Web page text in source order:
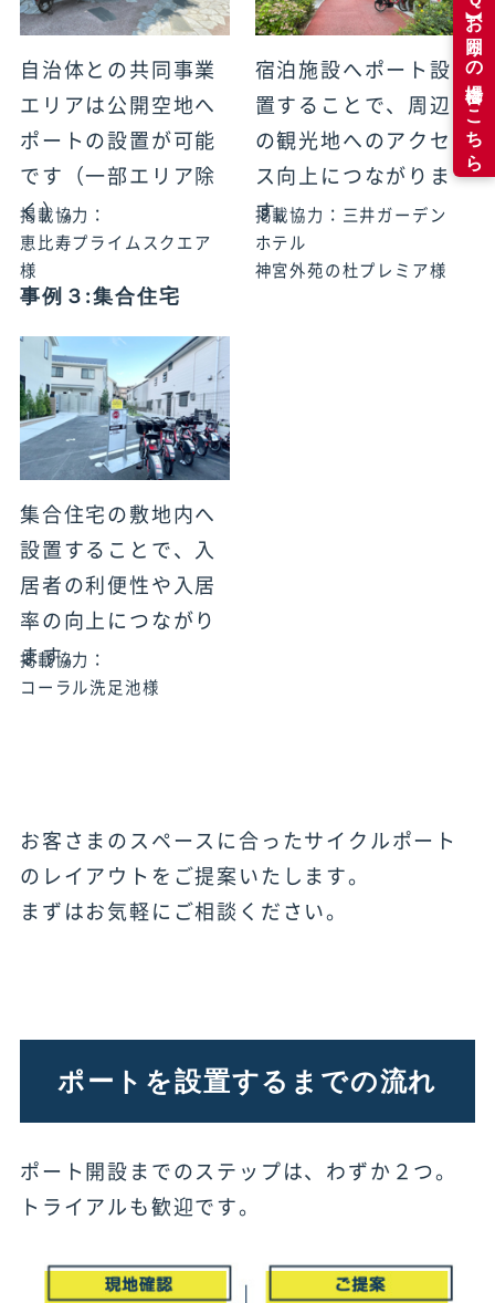
自治体との共同事業
エリアは公開空地へ
ポートの設置が可能
です（一部エリア除
く）。
掲載協力：
恵比寿プライムスクエア
様
宿泊施設へポート設
置することで、周辺
の観光地へのアクセ
ス向上につながりま
す。
掲載協力：三井ガーデン
ホテル
神宮外苑の杜プレミア様
事例３:集合住宅
集合住宅の敷地内へ
設置することで、入
居者の利便性や入居
率の向上につながり
ます。
掲載協力：
コーラル洗足池様
お客さまのスペースに合ったサイクルポート
のレイアウトをご提案いたします。
まずはお気軽にご相談ください。
ポートを設置するまでの流れ
ポート開設までのステップは、わずか２つ。
トライアルも歓迎です。